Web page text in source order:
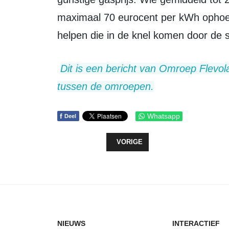
maximaal 70 eurocent per kWh
helpen die in de knel komen door de
Dit is een bericht van Omroep Flevoland in het kader van de samenwerking
tussen de omroepen.
f Deel Whatsapp
VORIG ARTIKEL: DEN HAAG,
VORIGE
NIEUWS INTERACTIEF